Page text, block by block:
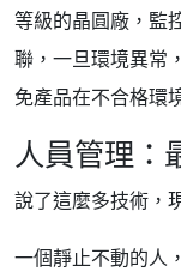
等級的晶圓廠，監
聯，一旦環境異常
免產品在不合格環
人員管理：
說了這麼多技術，
一個靜止不動的人